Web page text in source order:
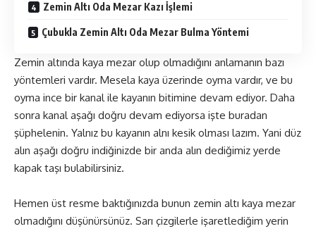
Zemin Altı Oda Mezar Kazı İşlemi
Çubukla Zemin Altı Oda Mezar Bulma Yöntemi
Zemin altında kaya mezar olup olmadığını anlamanın bazı
yöntemleri vardır. Mesela kaya üzerinde oyma vardır, ve bu
oyma ince bir kanal ile kayanın bitimine devam ediyor. Daha
sonra kanal aşağı doğru devam ediyorsa işte buradan
şüphelenin. Yalnız bu kayanın alnı kesik olması lazım. Yani düz
alın aşağı doğru indiğinizde bir anda alın dediğimiz yerde
kapak taşı bulabilirsiniz.
Hemen üst resme baktığınızda bunun zemin altı kaya mezar
olmadığını düşünürsünüz. Sarı çizgilerle işaretlediğim yerin